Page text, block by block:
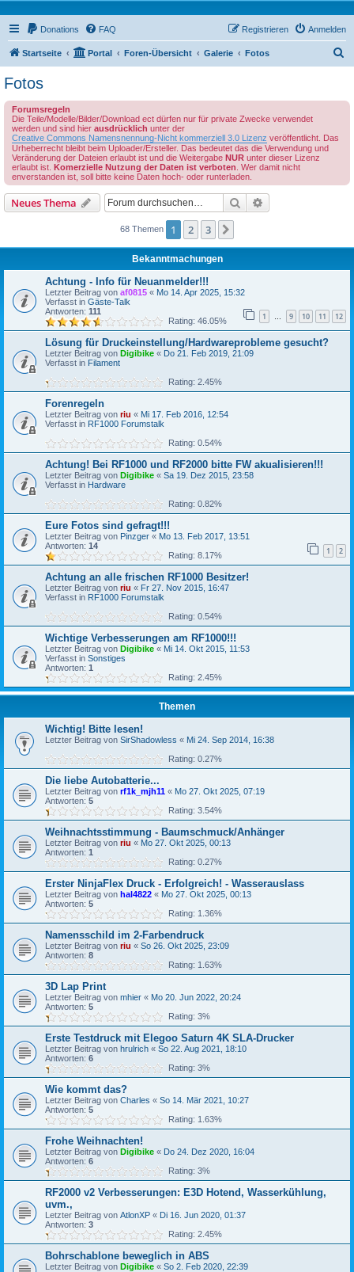
Donations FAQ Anmelden
Registrieren
Startseite Portal Foren-Übersicht Galerie Fotos
Fotos
Forumsregeln
Die Teile/Modelle/Bilder/Download ect dürfen nur für private Zwecke verwendet
werden und sind hier ausdrücklich unter der
Creative Commons Namensnennung-Nicht kommerziell 3.0 Lizenz veröffentlicht. Das
Urheberrecht bleibt beim Uploader/Ersteller. Das bedeutet das die Verwendung und
Veränderung der Dateien erlaubt ist und die Weitergabe NUR unter dieser Lizenz
erlaubt ist. Komerzielle Nutzung der Daten ist verboten . Wer damit nicht
enverstanden ist, soll bitte keine Daten hoch- oder runterladen.
Neues Thema Suche
68 Themen 1 2 3
Bekanntmachungen
Achtung - Info für Neuanmelder!!!
Letzter Beitrag von af0815 « Mo 14. Apr 2025, 15:32
Verfasst in Gäste-Talk
Antworten: 111 1 … 9 10 11 12
Rating: 46.05%
Lösung für Druckeinstellung/Hardwareprobleme gesucht?
Letzter Beitrag von Digibike « Do 21. Feb 2019, 21:09
Verfasst in Filament
Rating: 2.45%
Forenregeln
Letzter Beitrag von riu « Mi 17. Feb 2016, 12:54
Verfasst in RF1000 Forumstalk
Rating: 0.54%
Achtung! Bei RF1000 und RF2000 bitte FW akualisieren!!!
Letzter Beitrag von Digibike « Sa 19. Dez 2015, 23:58
Verfasst in Hardware
Rating: 0.82%
Eure Fotos sind gefragt!!!
Letzter Beitrag von Pinzger « Mo 13. Feb 2017, 13:51
Antworten: 14 1 2
Rating: 8.17%
Achtung an alle frischen RF1000 Besitzer!
Letzter Beitrag von riu « Fr 27. Nov 2015, 16:47
Verfasst in RF1000 Forumstalk
Rating: 0.54%
Wichtige Verbesserungen am RF1000!!!
Letzter Beitrag von Digibike « Mi 14. Okt 2015, 11:53
Verfasst in Sonstiges
Antworten: 1
Rating: 2.45%
Themen
Wichtig! Bitte lesen!
Letzter Beitrag von SirShadowless « Mi 24. Sep 2014, 16:38
Rating: 0.27%
Die liebe Autobatterie...
Letzter Beitrag von rf1k_mjh11 « Mo 27. Okt 2025, 07:19
Antworten: 5
Rating: 3.54%
Weihnachtsstimmung - Baumschmuck/Anhänger
Letzter Beitrag von riu « Mo 27. Okt 2025, 00:13
Antworten: 1
Rating: 0.27%
Erster NinjaFlex Druck - Erfolgreich! - Wasserauslass
Letzter Beitrag von hal4822 « Mo 27. Okt 2025, 00:13
Antworten: 5
Rating: 1.36%
Namensschild im 2-Farbendruck
Letzter Beitrag von riu « So 26. Okt 2025, 23:09
Antworten: 8
Rating: 1.63%
3D Lap Print
Letzter Beitrag von mhier « Mo 20. Jun 2022, 20:24
Antworten: 5
Rating: 3%
Erste Testdruck mit Elegoo Saturn 4K SLA-Drucker
Letzter Beitrag von hrulrich « So 22. Aug 2021, 18:10
Antworten: 6
Rating: 3%
Wie kommt das?
Letzter Beitrag von Charles « So 14. Mär 2021, 10:27
Antworten: 5
Rating: 1.63%
Frohe Weihnachten!
Letzter Beitrag von Digibike « Do 24. Dez 2020, 16:04
Antworten: 6
Rating: 3%
RF2000 v2 Verbesserungen: E3D Hotend, Wasserkühlung,
uvm.,
Letzter Beitrag von AtlonXP « Di 16. Jun 2020, 01:37
Antworten: 3
Rating: 2.45%
Bohrschablone beweglich in ABS
Letzter Beitrag von Digibike « So 2. Feb 2020, 22:39